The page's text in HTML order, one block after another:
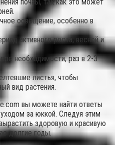
освещение, особенно в
активного роста, весной и
необходимости, раз в 2-3
листья, чтобы
вид растения.
вы можете найти ответы
за юккой. Следуя этим
здоровую и красивую
долгие годы.